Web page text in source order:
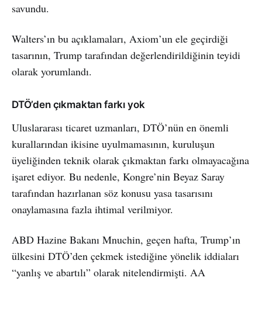
savundu.
Walters’ın bu açıklamaları, Axiom’un ele geçirdiği
tasarının, Trump tarafından değerlendirildiğinin teyidi
olarak yorumlandı.
DTÖ’den çıkmaktan farkı yok
Uluslararası ticaret uzmanları, DTÖ’nün en önemli
kurallarından ikisine uyulmamasının, kuruluşun
üyeliğinden teknik olarak çıkmaktan farkı olmayacağına
işaret ediyor. Bu nedenle, Kongre’nin Beyaz Saray
tarafından hazırlanan söz konusu yasa tasarısını
onaylamasına fazla ihtimal verilmiyor.
ABD Hazine Bakanı Mnuchin, geçen hafta, Trump’ın
ülkesini DTÖ’den çekmek istediğine yönelik iddiaları
“yanlış ve abartılı” olarak nitelendirmişti. AA